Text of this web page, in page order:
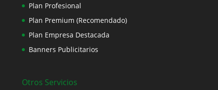
Plan Profesional
Plan Premium (Recomendado)
Plan Empresa Destacada
Banners Publicitarios
Otros Servicios